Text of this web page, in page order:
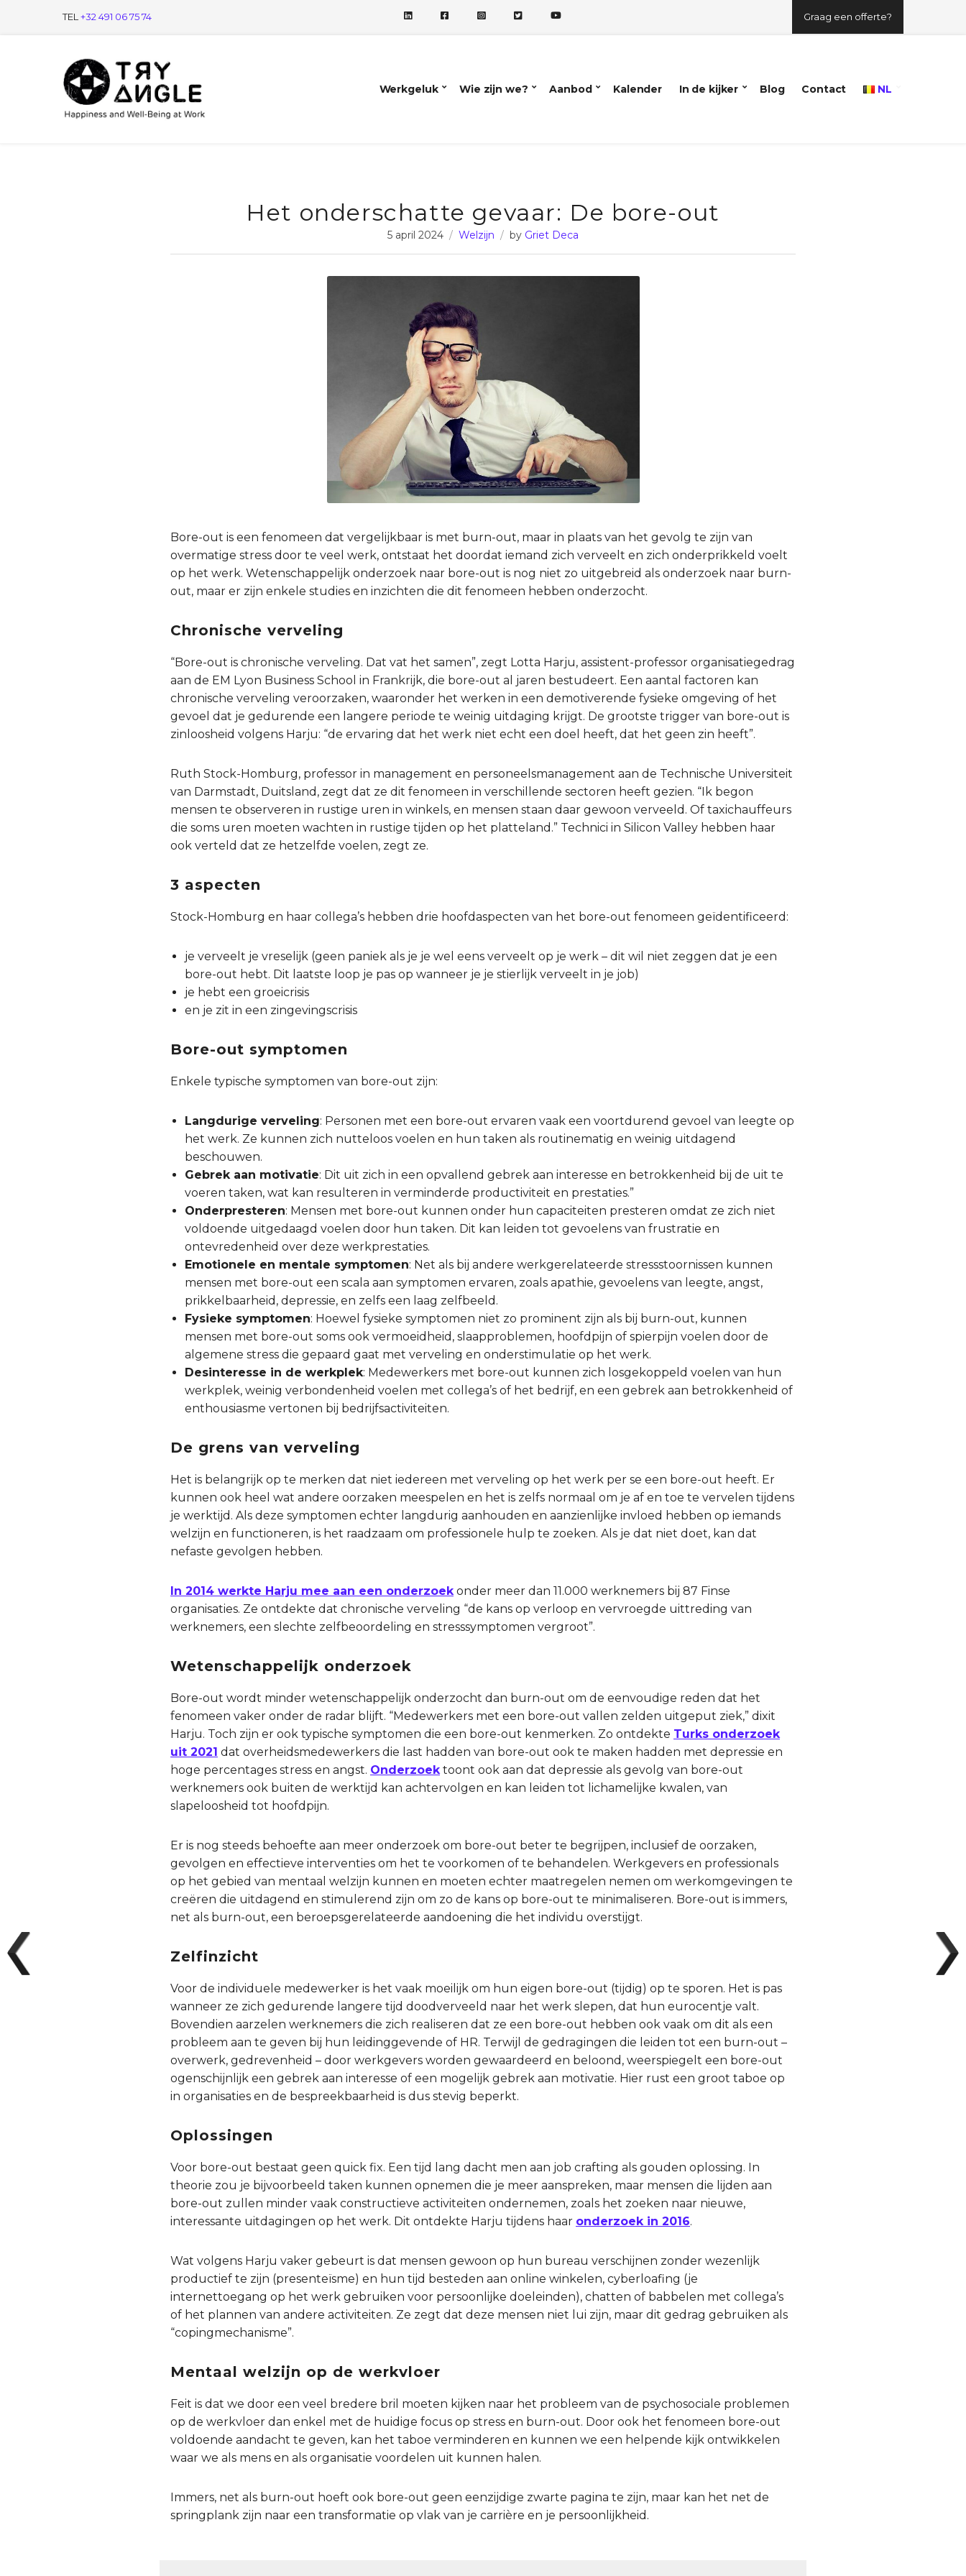
TEL +32 491 06 75 74 Graag een offerte?
Werkgeluk Wie zijn we? Aanbod Kalender In de kijker Blog Contact NL
Het onderschatte gevaar: De bore-out
5 april 2024 Welzijn by Griet Deca
Bore-out is een fenomeen dat vergelijkbaar is met burn-out, maar in plaats van het gevolg te zijn van
overmatige stress door te veel werk, ontstaat het doordat iemand zich verveelt en zich onderprikkeld voelt
op het werk. Wetenschappelijk onderzoek naar bore-out is nog niet zo uitgebreid als onderzoek naar burn-
out, maar er zijn enkele studies en inzichten die dit fenomeen hebben onderzocht.
Chronische verveling
“Bore-out is chronische verveling. Dat vat het samen”, zegt Lotta Harju, assistent-professor organisatiegedrag
aan de EM Lyon Business School in Frankrijk, die bore-out al jaren bestudeert. Een aantal factoren kan
chronische verveling veroorzaken, waaronder het werken in een demotiverende fysieke omgeving of het
gevoel dat je gedurende een langere periode te weinig uitdaging krijgt. De grootste trigger van bore-out is
zinloosheid volgens Harju: “de ervaring dat het werk niet echt een doel heeft, dat het geen zin heeft”.
Ruth Stock-Homburg, professor in management en personeelsmanagement aan de Technische Universiteit
van Darmstadt, Duitsland, zegt dat ze dit fenomeen in verschillende sectoren heeft gezien. “Ik begon
mensen te observeren in rustige uren in winkels, en mensen staan daar gewoon verveeld. Of taxichauffeurs
die soms uren moeten wachten in rustige tijden op het platteland.” Technici in Silicon Valley hebben haar
ook verteld dat ze hetzelfde voelen, zegt ze.
3 aspecten
Stock-Homburg en haar collega’s hebben drie hoofdaspecten van het bore-out fenomeen geïdentificeerd:
je verveelt je vreselijk (geen paniek als je je wel eens verveelt op je werk – dit wil niet zeggen dat je een
bore-out hebt. Dit laatste loop je pas op wanneer je je stierlijk verveelt in je job)
je hebt een groeicrisis
en je zit in een zingevingscrisis
Bore-out symptomen
Enkele typische symptomen van bore-out zijn:
Langdurige verveling: Personen met een bore-out ervaren vaak een voortdurend gevoel van leegte op
het werk. Ze kunnen zich nutteloos voelen en hun taken als routinematig en weinig uitdagend
beschouwen.
Gebrek aan motivatie: Dit uit zich in een opvallend gebrek aan interesse en betrokkenheid bij de uit te
voeren taken, wat kan resulteren in verminderde productiviteit en prestaties.”
Onderpresteren: Mensen met bore-out kunnen onder hun capaciteiten presteren omdat ze zich niet
voldoende uitgedaagd voelen door hun taken. Dit kan leiden tot gevoelens van frustratie en
ontevredenheid over deze werkprestaties.
Emotionele en mentale symptomen: Net als bij andere werkgerelateerde stressstoornissen kunnen
mensen met bore-out een scala aan symptomen ervaren, zoals apathie, gevoelens van leegte, angst,
prikkelbaarheid, depressie, en zelfs een laag zelfbeeld.
Fysieke symptomen: Hoewel fysieke symptomen niet zo prominent zijn als bij burn-out, kunnen
mensen met bore-out soms ook vermoeidheid, slaapproblemen, hoofdpijn of spierpijn voelen door de
algemene stress die gepaard gaat met verveling en onderstimulatie op het werk.
Desinteresse in de werkplek: Medewerkers met bore-out kunnen zich losgekoppeld voelen van hun
werkplek, weinig verbondenheid voelen met collega’s of het bedrijf, en een gebrek aan betrokkenheid of
enthousiasme vertonen bij bedrijfsactiviteiten.
De grens van verveling
Het is belangrijk op te merken dat niet iedereen met verveling op het werk per se een bore-out heeft. Er
kunnen ook heel wat andere oorzaken meespelen en het is zelfs normaal om je af en toe te vervelen tijdens
je werktijd. Als deze symptomen echter langdurig aanhouden en aanzienlijke invloed hebben op iemands
welzijn en functioneren, is het raadzaam om professionele hulp te zoeken. Als je dat niet doet, kan dat
nefaste gevolgen hebben.
In 2014 werkte Harju mee aan een onderzoek onder meer dan 11.000 werknemers bij 87 Finse
organisaties. Ze ontdekte dat chronische verveling “de kans op verloop en vervroegde uittreding van
werknemers, een slechte zelfbeoordeling en stresssymptomen vergroot”.
Wetenschappelijk onderzoek
Bore-out wordt minder wetenschappelijk onderzocht dan burn-out om de eenvoudige reden dat het
fenomeen vaker onder de radar blijft. “Medewerkers met een bore-out vallen zelden uitgeput ziek,” dixit
Harju. Toch zijn er ook typische symptomen die een bore-out kenmerken. Zo ontdekte Turks onderzoek
uit 2021 dat overheidsmedewerkers die last hadden van bore-out ook te maken hadden met depressie en
hoge percentages stress en angst. Onderzoek toont ook aan dat depressie als gevolg van bore-out
werknemers ook buiten de werktijd kan achtervolgen en kan leiden tot lichamelijke kwalen, van
slapeloosheid tot hoofdpijn.
Er is nog steeds behoefte aan meer onderzoek om bore-out beter te begrijpen, inclusief de oorzaken,
gevolgen en effectieve interventies om het te voorkomen of te behandelen. Werkgevers en professionals
op het gebied van mentaal welzijn kunnen en moeten echter maatregelen nemen om werkomgevingen te
creëren die uitdagend en stimulerend zijn om zo de kans op bore-out te minimaliseren. Bore-out is immers,
net als burn-out, een beroepsgerelateerde aandoening die het individu overstijgt.
Zelfinzicht
Voor de individuele medewerker is het vaak moeilijk om hun eigen bore-out (tijdig) op te sporen. Het is pas
wanneer ze zich gedurende langere tijd doodverveeld naar het werk slepen, dat hun eurocentje valt.
Bovendien aarzelen werknemers die zich realiseren dat ze een bore-out hebben ook vaak om dit als een
probleem aan te geven bij hun leidinggevende of HR. Terwijl de gedragingen die leiden tot een burn-out –
overwerk, gedrevenheid – door werkgevers worden gewaardeerd en beloond, weerspiegelt een bore-out
ogenschijnlijk een gebrek aan interesse of een mogelijk gebrek aan motivatie. Hier rust een groot taboe op
in organisaties en de bespreekbaarheid is dus stevig beperkt.
Oplossingen
Voor bore-out bestaat geen quick fix. Een tijd lang dacht men aan job crafting als gouden oplossing. In
theorie zou je bijvoorbeeld taken kunnen opnemen die je meer aanspreken, maar mensen die lijden aan
bore-out zullen minder vaak constructieve activiteiten ondernemen, zoals het zoeken naar nieuwe,
interessante uitdagingen op het werk. Dit ontdekte Harju tijdens haar onderzoek in 2016.
Wat volgens Harju vaker gebeurt is dat mensen gewoon op hun bureau verschijnen zonder wezenlijk
productief te zijn (presenteïsme) en hun tijd besteden aan online winkelen, cyberloafing (je
internettoegang op het werk gebruiken voor persoonlijke doeleinden), chatten of babbelen met collega’s
of het plannen van andere activiteiten. Ze zegt dat deze mensen niet lui zijn, maar dit gedrag gebruiken als
“copingmechanisme”.
Mentaal welzijn op de werkvloer
Feit is dat we door een veel bredere bril moeten kijken naar het probleem van de psychosociale problemen
op de werkvloer dan enkel met de huidige focus op stress en burn-out. Door ook het fenomeen bore-out
voldoende aandacht te geven, kan het taboe verminderen en kunnen we een helpende kijk ontwikkelen
waar we als mens en als organisatie voordelen uit kunnen halen.
Immers, net als burn-out hoeft ook bore-out geen eenzijdige zwarte pagina te zijn, maar kan het net de
springplank zijn naar een transformatie op vlak van je carrière en je persoonlijkheid.